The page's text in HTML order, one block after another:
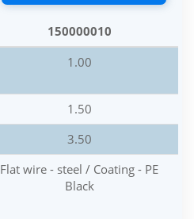
150000010
1.00
1.50
3.50
Flat wire - steel / Coating - PE
Black